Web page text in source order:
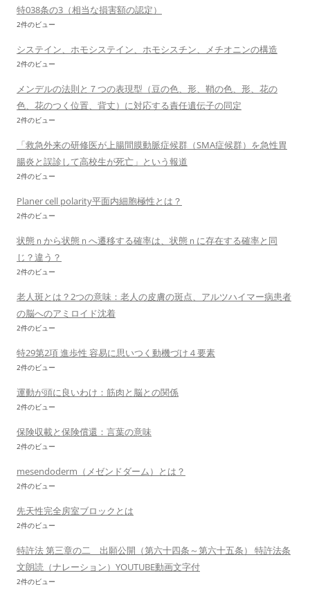
特038条の3（相当な損害額の認定）
2件のビュー
システイン、ホモシステイン、ホモシスチン、メチオニンの構造
2件のビュー
メンデルの法則と７つの表現型（豆の色、形、鞘の色、形、花の
色、花のつく位置、背丈）に対応する責任遺伝子の同定
2件のビュー
「救急外来の研修医が上腸間膜動脈症候群（SMA症候群）を急性胃
腸炎と誤診して高校生が死亡」という報道
2件のビュー
Planer cell polarity平面内細胞極性とは？
2件のビュー
状態ｎから状態ｎへ遷移する確率は、状態ｎに存在する確率と同
じ？違う？
2件のビュー
老人斑とは？2つの意味：老人の皮膚の斑点、アルツハイマー病患者
の脳へのアミロイド沈着
2件のビュー
特29第2項 進歩性 容易に思いつく動機づけ４要素
2件のビュー
運動が頭に良いわけ：筋肉と脳との関係
2件のビュー
保険収載と保険償還：言葉の意味
2件のビュー
mesendoderm（メゼンドダーム）とは？
2件のビュー
先天性完全房室ブロックとは
2件のビュー
特許法 第三章の二 出願公開（第六十四条～第六十五条） 特許法条
文朗読（ナレーション）YOUTUBE動画文字付
2件のビュー